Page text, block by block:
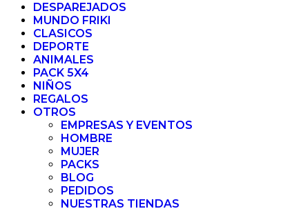
DESPAREJADOS
MUNDO FRIKI
CLASICOS
DEPORTE
ANIMALES
PACK 5X4
NIÑOS
REGALOS
OTROS
EMPRESAS Y EVENTOS
HOMBRE
MUJER
PACKS
BLOG
PEDIDOS
NUESTRAS TIENDAS